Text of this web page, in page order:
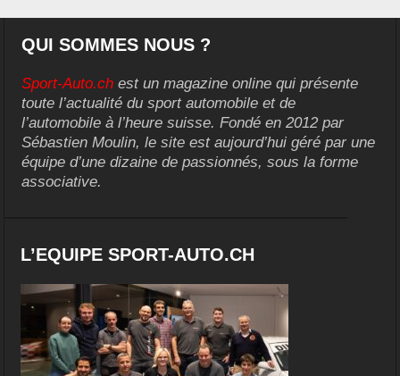
QUI SOMMES NOUS ?
Sport-Auto.ch est un magazine online qui présente
toute l’actualité du sport automobile et de
l’automobile à l’heure suisse. Fondé en 2012 par
Sébastien Moulin, le site est aujourd’hui géré par une
équipe d’une dizaine de passionnés, sous la forme
associative.
L’EQUIPE SPORT-AUTO.CH